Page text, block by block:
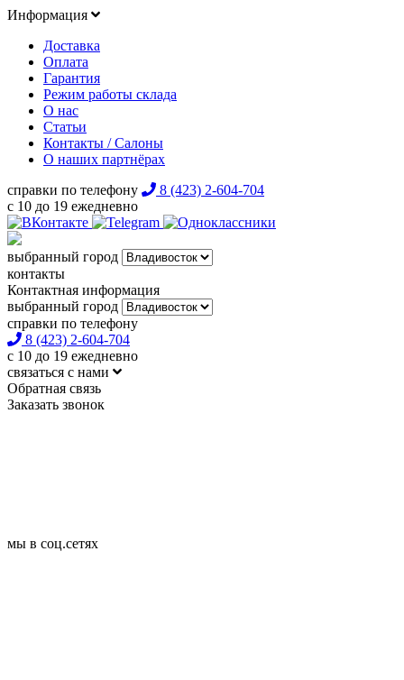
Информация
Доставка
Оплата
Гарантия
Режим работы склада
О нас
Статьи
Контакты / Салоны
О наших партнёрах
справки по телефону
8 (423) 2-604-704
с 10 до 19 ежедневно
выбранный город
контакты
Контактная информация
выбранный город
справки по телефону
8 (423) 2-604-704
с 10 до 19 ежедневно
связаться с нами
Обратная связь
Заказать звонок
мы в соц.сетях